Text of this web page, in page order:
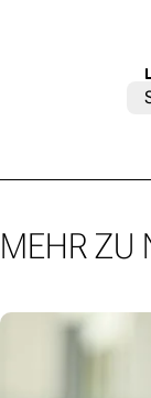
MEHR ZU